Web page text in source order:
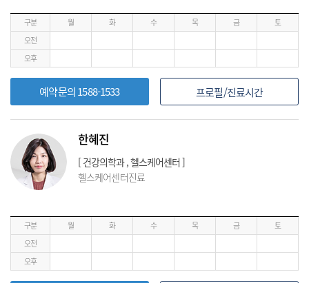
구분 월 화 수 목 금
토
오전
오후
예약문의 1588-1533 프로필/진료시간
한혜진
[ 건강의학과 , 헬스케어센터 ]
헬스케어센터진료
구분 월 화 수 목 금
토
오전
오후